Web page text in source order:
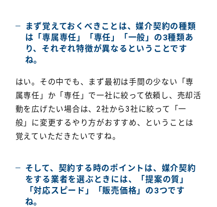
まず覚えておくべきことは、媒介契約の種類
は「専属専任」「専任」「一般」の3種類あ
り、それぞれ特徴が異なるということです
ね。
はい。その中でも、まず最初は手間の少ない「専
属専任」か「専任」で一社に絞って依頼し、売却活
動を広げたい場合は、2社から3社に絞って「一
般」に変更するやり方がおすすめ、ということは
覚えていただきたいですね。
そして、契約する時のポイントは、媒介契約
をする業者を選ぶときには、「提案の質」
「対応スピード」「販売価格」の3つです
ね。